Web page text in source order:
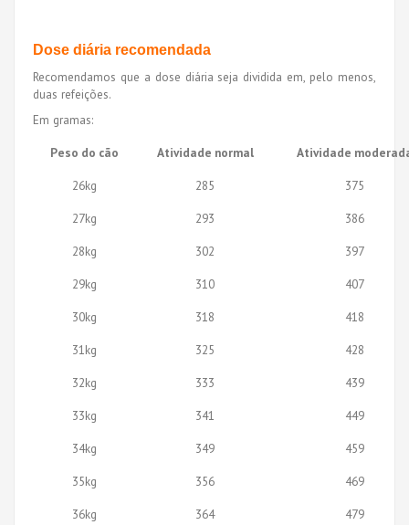
Dose diária recomendada
Recomendamos que a dose diária seja dividida em, pelo menos,
duas refeições.
Em gramas:
Peso do cão
Atividade normal
Atividade
26kg
285
375
27kg
293
386
28kg
302
397
29kg
310
407
30kg
318
418
31kg
325
428
32kg
333
439
33kg
341
449
34kg
349
459
35kg
356
469
36kg
364 479